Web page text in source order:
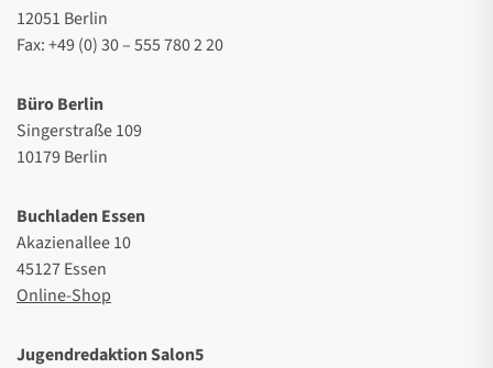
12051 Berlin
Fax: +49 (0) 30 – 555 780 2 20
Büro Berlin
Singerstraße 109
10179 Berlin
Buchladen Essen
Akazienallee 10
45127 Essen
Online-Shop
Jugendredaktion Salon5